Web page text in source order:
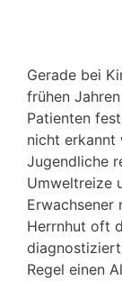
Gerade bei
frühen
Patienten
nicht erkannt
Jugendliche
Umweltreize
Herrnhut oft
Regel einen